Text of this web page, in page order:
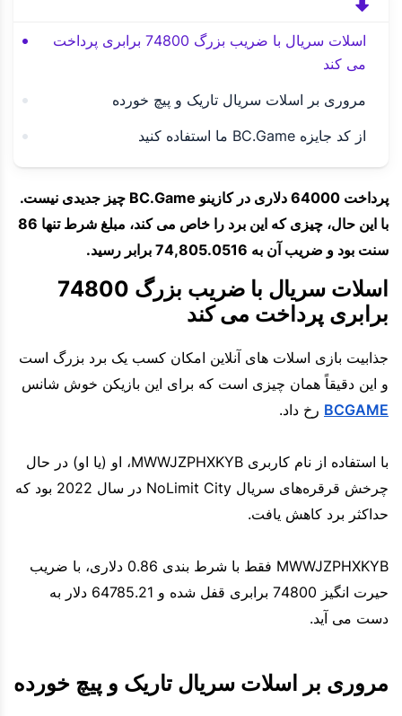
اسلات سریال با ضریب بزرگ 74800 برابری پرداخت
می کند
مروری بر اسلات سریال تاریک و پیچ خورده
از کد جایزه BC.Game ما استفاده کنید
پرداخت 64000 دلاری در کازینو BC.Game چیز جدیدی نیست.
با این حال، چیزی که این برد را خاص می کند، مبلغ شرط تنها 86
سنت بود و ضریب آن به 74,805.0516 برابر رسید.
اسلات سریال با ضریب بزرگ 74800
برابری پرداخت می کند
جذابیت بازی اسلات های آنلاین امکان کسب یک برد بزرگ است
و این دقیقاً همان چیزی است که برای این بازیکن خوش شانس
BCGAME رخ داد.
با استفاده از نام کاربری MWWJZPHXKYB، او (یا او) در حال
چرخش قرقره‌های سریال NoLimit City در سال 2022 بود که
حداکثر برد کاهش یافت.
MWWJZPHXKYB فقط با شرط بندی 0.86 دلاری، با ضریب
حیرت انگیز 74800 برابری قفل شده و 64785.21 دلار به
دست می آید.
مروری بر اسلات سریال تاریک و پیچ خورده